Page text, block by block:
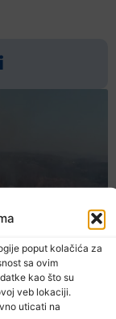
poput kolačića za
sa ovim
kao što su
veb lokaciji.
uticati na